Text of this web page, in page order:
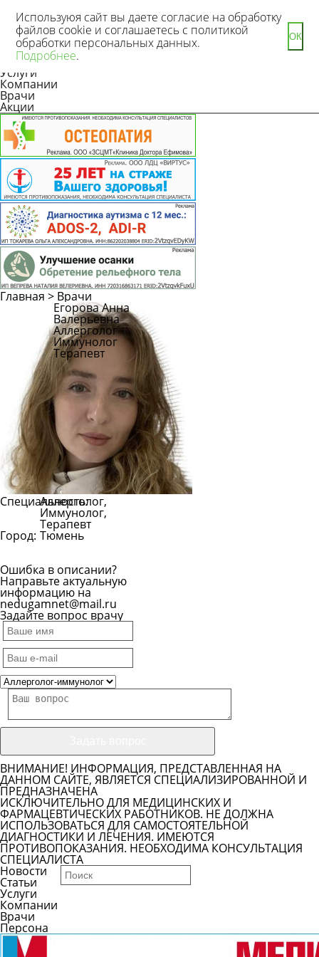
Новости
Статьи
Услуги
Компании
Врачи
Акции
Главная > Врачи
Егорова Анна
Валерьевна
Аллерголог
Иммунолог
Терапевт
Специальность:
Аллерголог,
Иммунолог,
Терапевт
Город: Тюмень
Ошибка в описании?
Направьте актуальную
информацию на
nedugamnet@mail.ru
Задайте вопрос врачу
ВНИМАНИЕ! ИНФОРМАЦИЯ, ПРЕДСТАВЛЕННАЯ НА
ДАННОМ САЙТЕ, ЯВЛЯЕТСЯ СПЕЦИАЛИЗИРОВАННОЙ И
ПРЕДНАЗНАЧЕНА
ИСКЛЮЧИТЕЛЬНО ДЛЯ МЕДИЦИНСКИХ И
ФАРМАЦЕВТИЧЕСКИХ РАБОТНИКОВ. НЕ ДОЛЖНА
ИСПОЛЬЗОВАТЬСЯ ДЛЯ САМОСТОЯТЕЛЬНОЙ
ДИАГНОСТИКИ И ЛЕЧЕНИЯ. ИМЕЮТСЯ
ПРОТИВОПОКАЗАНИЯ. НЕОБХОДИМА КОНСУЛЬТАЦИЯ
СПЕЦИАЛИСТА
Новости
Статьи
Услуги
Компании
Врачи
Персона
Используюя сайт вы даете согласие на обработку
файлов cookie и соглашаетесь с политикой
обработки персональных данных.
Подробнее.
ОК